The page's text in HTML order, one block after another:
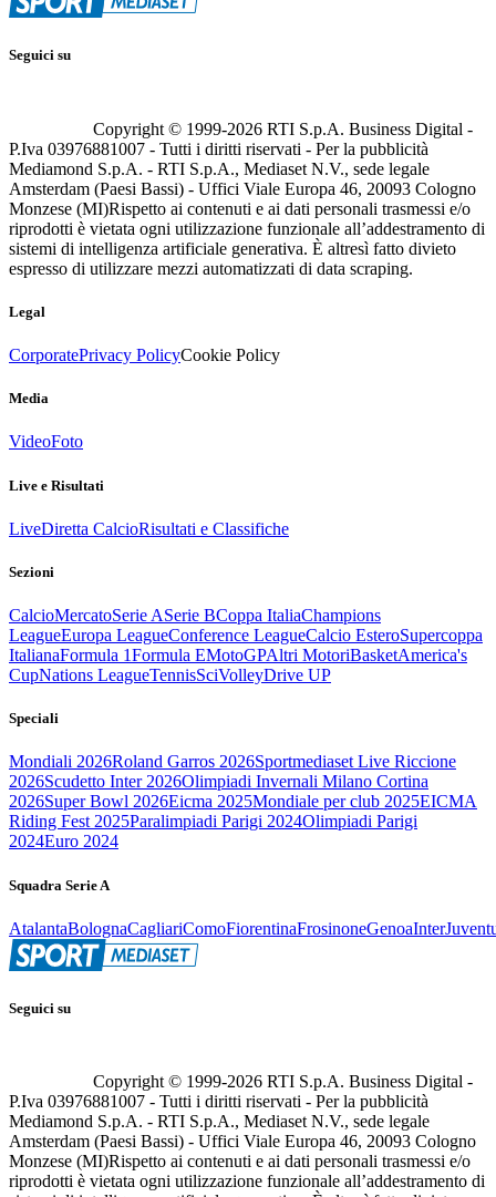
Seguici su
Copyright © 1999-2026 RTI S.p.A. Business Digital -
P.Iva 03976881007 - Tutti i diritti riservati - Per la pubblicità
Mediamond S.p.A. - RTI S.p.A., Mediaset N.V., sede legale
Amsterdam (Paesi Bassi) - Uffici Viale Europa 46, 20093 Cologno
Monzese (MI)Rispetto ai contenuti e ai dati personali trasmessi e/o
riprodotti è vietata ogni utilizzazione funzionale all’addestramento di
sistemi di intelligenza artificiale generativa. È altresì fatto divieto
espresso di utilizzare mezzi automatizzati di data scraping.
Legal
CorporatePrivacy PolicyCookie Policy
Media
VideoFoto
Live e Risultati
LiveDiretta CalcioRisultati e Classifiche
Sezioni
CalcioMercatoSerie ASerie BCoppa ItaliaChampions
LeagueEuropa LeagueConference LeagueCalcio EsteroSupercoppa
ItalianaFormula 1Formula EMotoGPAltri MotoriBasketAmerica's
CupNations LeagueTennisSciVolleyDrive UP
Speciali
Mondiali 2026Roland Garros 2026Sportmediaset Live Riccione
2026Scudetto Inter 2026Olimpiadi Invernali Milano Cortina
2026Super Bowl 2026Eicma 2025Mondiale per club 2025EICMA
Riding Fest 2025Paralimpiadi Parigi 2024Olimpiadi Parigi
2024Euro 2024
Squadra Serie A
AtalantaBolognaCagliariComoFiorentinaFrosinoneGenoaInter
Seguici su
Copyright © 1999-2026 RTI S.p.A. Business Digital -
P.Iva 03976881007 - Tutti i diritti riservati - Per la pubblicità
Mediamond S.p.A. - RTI S.p.A., Mediaset N.V., sede legale
Amsterdam (Paesi Bassi) - Uffici Viale Europa 46, 20093 Cologno
Monzese (MI)Rispetto ai contenuti e ai dati personali trasmessi e/o
riprodotti è vietata ogni utilizzazione funzionale all’addestramento di